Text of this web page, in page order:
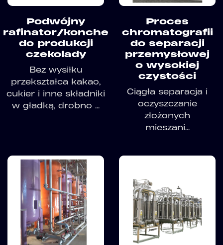
Podwójny
rafinator/konche
do produkcji
czekolady
Bez wysiłku
przekształca kakao,
cukier i inne składniki
w gładką, drobno ...
Proces
chromatografii
do separacji
przemysłowej
o wysokiej
czystości
Ciągła separacja i
oczyszczanie
złożonych
mieszani...